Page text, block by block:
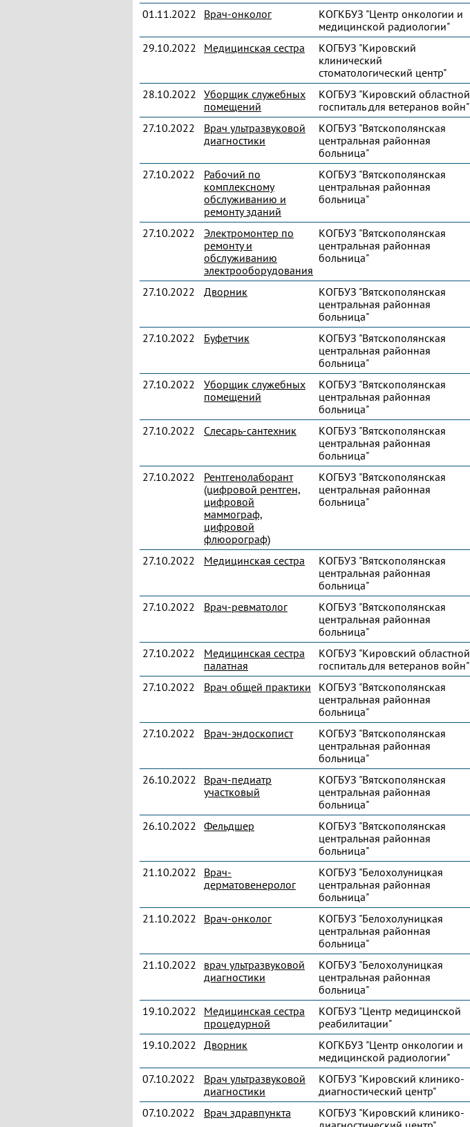
01.11.2022 Врач-онколог
КОГКБУЗ "Центр онкологии и
медицинской радиологии"
29.10.2022 Медицинская сестра
КОГБУЗ "Кировский
клинический
стоматологический центр"
28.10.2022 Уборщик служебных
помещений
КОГБУЗ "Кировский областной
госпиталь для ветеранов войн"
27.10.2022
Врач ультразвуковой
диагностики
КОГБУЗ "Вятскополянская
центральная районная
больница"
27.10.2022
Рабочий по
комплексному
обслуживанию и
ремонту зданий
КОГБУЗ "Вятскополянская
центральная районная
больница"
27.10.2022
Электромонтер по
ремонту и
обслуживанию
электрооборудования
КОГБУЗ "Вятскополянская
центральная районная
больница"
27.10.2022 Дворник
КОГБУЗ "Вятскополянская
центральная районная
больница"
27.10.2022 Буфетчик
КОГБУЗ "Вятскополянская
центральная районная
больница"
27.10.2022
Уборщик служебных
помещений
КОГБУЗ "Вятскополянская
центральная районная
больница"
27.10.2022 Слесарь-сантехник
КОГБУЗ "Вятскополянская
центральная районная
больница"
27.10.2022
Рентгенолаборант
(цифровой рентген,
цифровой
маммограф,
цифровой
флюорограф)
КОГБУЗ "Вятскополянская
центральная районная
больница"
27.10.2022 Медицинская сестра
КОГБУЗ "Вятскополянская
центральная районная
больница"
27.10.2022 Врач-ревматолог
КОГБУЗ "Вятскополянская
центральная районная
больница"
27.10.2022
Медицинская сестра
палатная
КОГБУЗ "Кировский областной
госпиталь для ветеранов войн"
27.10.2022 Врач общей практики
КОГБУЗ "Вятскополянская
центральная районная
больница"
27.10.2022 Врач-эндоскопист
КОГБУЗ "Вятскополянская
центральная районная
больница"
26.10.2022
Врач-педиатр
участковый
КОГБУЗ "Вятскополянская
центральная районная
больница"
26.10.2022 Фельдшер
КОГБУЗ "Вятскополянская
центральная районная
больница"
21.10.2022
Врач-
дерматовенеролог
КОГБУЗ "Белохолуницкая
центральная районная
больница"
21.10.2022 Врач-онколог
КОГБУЗ "Белохолуницкая
центральная районная
больница"
21.10.2022
врач ультразвуковой
диагностики
КОГБУЗ "Белохолуницкая
центральная районная
больница"
19.10.2022
Медицинская сестра
процедурной
КОГБУЗ "Центр медицинской
реабилитации"
19.10.2022 Дворник
КОГКБУЗ "Центр онкологии и
медицинской радиологии"
07.10.2022
Врач ультразвуковой
диагностики
КОГБУЗ "Кировский клинико-
диагностический центр"
07.10.2022 Врач здравпункта
КОГБУЗ "Кировский клинико-